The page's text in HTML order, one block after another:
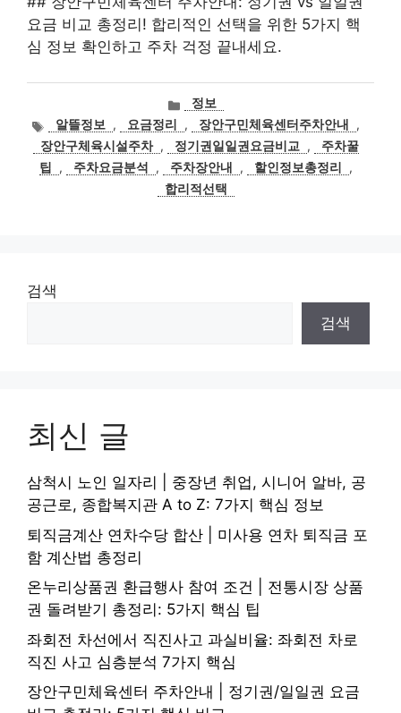
요금 비교 총정리! 합리적인 선택을 위한 5가지 핵
심 정보 확인하고 주차 걱정 끝내세요.
카
고
리
정보
태
그
알뜰정보 , 요금정리 , 장안구민체육센터주차안내
,
장안구체육시설주차 , 정기권일일권요금비교 ,
주차꿀
팁
, 주차요금분석 , 주차장안내 , 할인정보총정리
,
합리적선택
검색
검색
최신 글
삼척시 노인 일자리 | 중장년 취업, 시니어 알바, 공
공근로, 종합복지관 A to Z: 7가지 핵심 정보
퇴직금계산 연차수당 합산 | 미사용 연차 퇴직금 포
함 계산법 총정리
온누리상품권 환급행사 참여 조건 | 전통시장 상품
권 돌려받기 총정리: 5가지 핵심 팁
좌회전 차선에서 직진사고 과실비율: 좌회전 차로
직진 사고 심층분석 7가지 핵심
장안구민체육센터 주차안내 | 정기권/일일권 요금